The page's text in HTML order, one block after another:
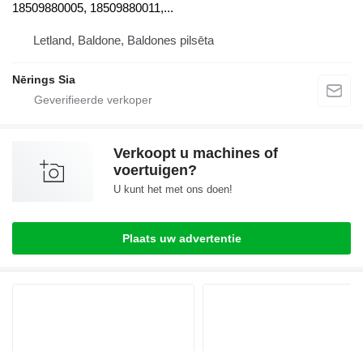
18509880005, 18509880011,...
Letland, Baldone, Baldones pilsēta
Nērings Sia
Verkoopt u machines of
voertuigen?
U kunt het met ons doen!
Plaats uw advertentie